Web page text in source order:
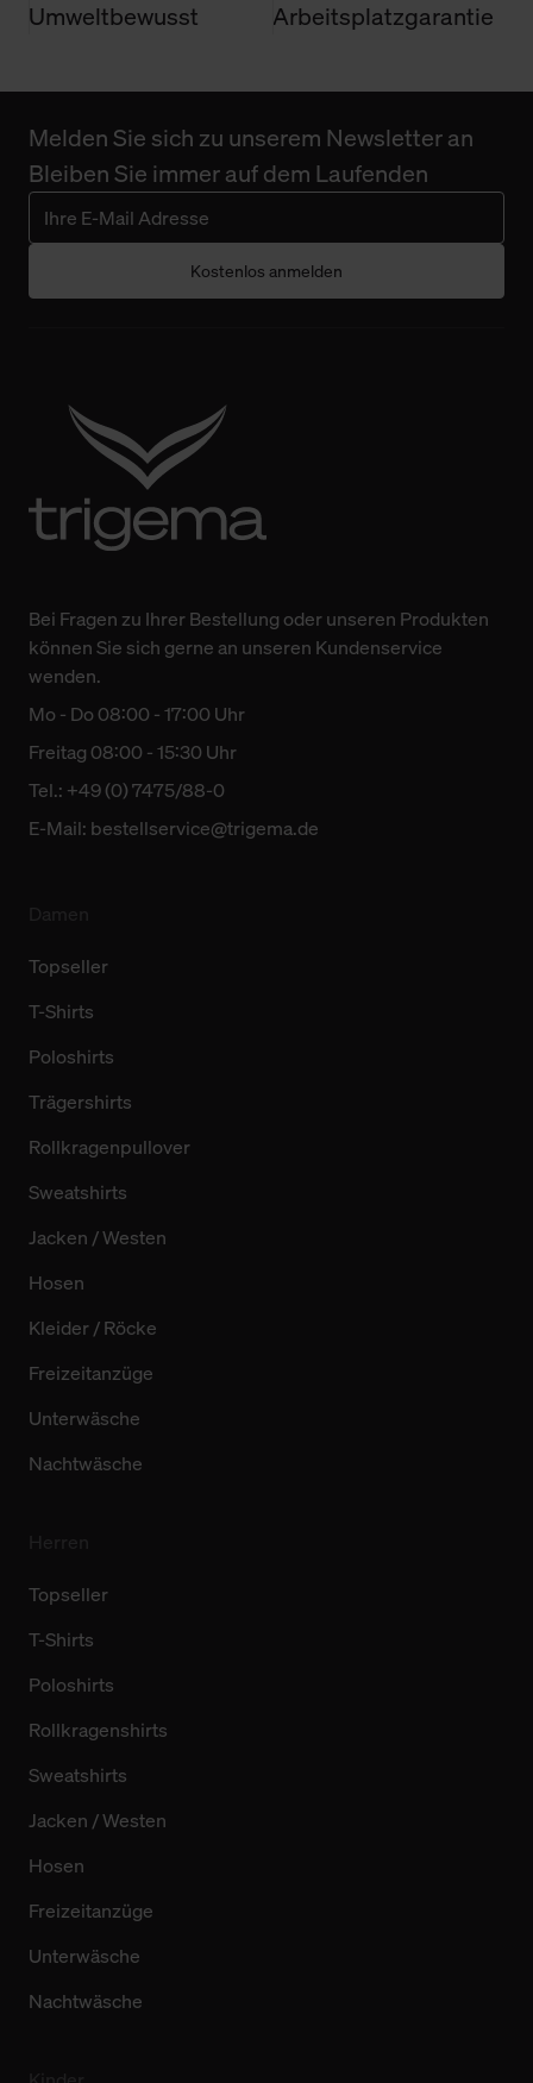
Umweltbewusst Arbeitsplatzgarantie
Melden Sie sich zu unserem Newsletter an
Bleiben Sie immer auf dem Laufenden
Kostenlos anmelden
Bei Fragen zu Ihrer Bestellung oder unseren Produkten
können Sie sich gerne an unseren Kundenservice
wenden.
Mo - Do 08:00 - 17:00 Uhr
Freitag 08:00 - 15:30 Uhr
Tel.: +49 (0) 7475/88-0
E-Mail: bestellservice@trigema.de
Topseller
T-Shirts
Poloshirts
Trägershirts
Rollkragenpullover
Sweatshirts
Jacken / Westen
Hosen
Kleider / Röcke
Freizeitanzüge
Unterwäsche
Nachtwäsche
Topseller
T-Shirts
Poloshirts
Rollkragenshirts
Sweatshirts
Jacken / Westen
Hosen
Freizeitanzüge
Unterwäsche
Nachtwäsche